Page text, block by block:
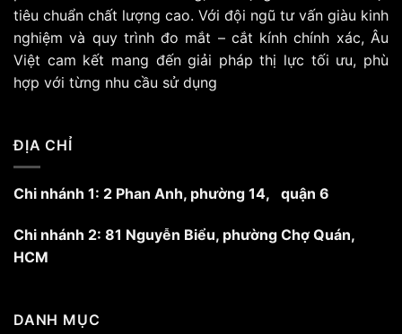
được
chọn
trên
trang
sản
được
chọn
trên
trang
sản
tiêu chuẩn chất lượng cao. Với đội ngũ tư vấn giàu kinh
nghiệm và quy trình đo mắt – cắt kính chính xác, Âu
Việt cam kết mang đến giải pháp thị lực tối ưu, phù
hợp với từng nhu cầu sử dụng
ĐỊA CHỈ
Chi nhánh 1: 2 Phan Anh, phường 14, quận 6
Chi nhánh 2: 81 Nguyễn Biểu, phường Chợ Quán,
HCM
DANH MỤC